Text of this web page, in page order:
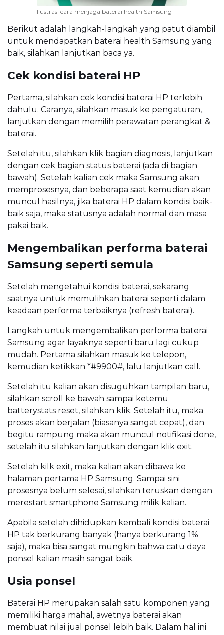
Ilustrasi cara menjaga baterai health Samsung
Berikut adalah langkah-langkah yang patut diambil
untuk mendapatkan baterai health Samsung yang
baik, silahkan lanjutkan baca ya.
Cek kondisi baterai HP
Pertama, silahkan cek kondisi baterai HP terlebih
dahulu. Caranya, silahkan masuk ke pengaturan,
lanjutkan dengan memilih perawatan perangkat &
baterai.
Setelah itu, silahkan klik bagian diagnosis, lanjutkan
dengan cek bagian status baterai (ada di bagian
bawah). Setelah kalian cek maka Samsung akan
memprosesnya, dan beberapa saat kemudian akan
muncul hasilnya, jika baterai HP dalam kondisi baik-
baik saja, maka statusnya adalah normal dan masa
pakai baik.
Mengembalikan performa baterai
Samsung seperti semula
Setelah mengetahui kondisi baterai, sekarang
saatnya untuk memulihkan baterai seperti dalam
keadaan performa terbaiknya (refresh baterai).
Langkah untuk mengembalikan performa baterai
Samsung agar layaknya seperti baru lagi cukup
mudah. Pertama silahkan masuk ke telepon,
kemudian ketikkan *#9900#, lalu lanjutkan call.
Setelah itu kalian akan disuguhkan tampilan baru,
silahkan scroll ke bawah sampai ketemu
batterystats reset, silahkan klik. Setelah itu, maka
proses akan berjalan (biasanya sangat cepat), dan
begitu rampung maka akan muncul notifikasi done,
setelah itu silahkan lanjutkan dengan klik exit.
Setelah kilk exit, maka kalian akan dibawa ke
halaman pertama HP Samsung. Sampai sini
prosesnya belum selesai, silahkan teruskan dengan
merestart smartphone Samsung milik kalian.
Apabila setelah dihidupkan kembali kondisi baterai
HP tak berkurang banyak (hanya berkurang 1%
saja), maka bisa sangat mungkin bahwa catu daya
ponsel kalian masih sangat baik.
Usia ponsel
Baterai HP merupakan salah satu komponen yang
memiliki harga mahal, awetnya baterai akan
membuat nilai jual ponsel lebih baik. Dalam hal ini